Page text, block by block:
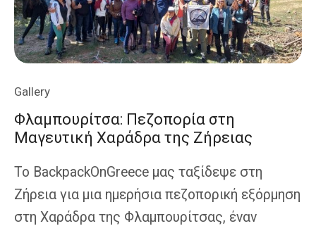
Gallery
Φλαμπουρίτσα: Πεζοπορία στη
Μαγευτική Χαράδρα της Ζήρειας
Το BackpackOnGreece μας ταξίδεψε στη
Ζήρεια για μια ημερήσια πεζοπορική εξόρμηση
στη Χαράδρα της Φλαμπουρίτσας, έναν